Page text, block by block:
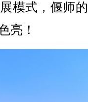
式，偃师
亮！